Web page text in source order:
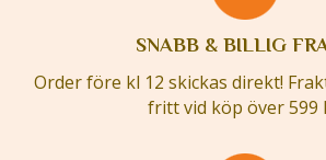
SNABB & BILLIG
Order före kl 12 skickas direkt!
fritt vid köp över 599